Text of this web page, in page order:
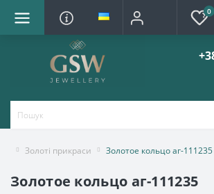
0
Золоті прикраси Золотое кольцо аг-111235
Золотое кольцо аг-111235